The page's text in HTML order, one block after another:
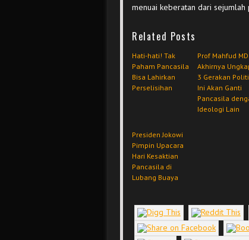
menuai keberatan dari sejumlah
Related Posts
Hati-hati! Tak
Paham Pancasila
Bisa Lahirkan
Perselisihan
Prof Mahfud MD
Akhirnya
3 Gerakan
Ini Akan Ganti
Pancasila
Ideologi Lain
Presiden Jokowi
Pimpin Upacara
Hari Kesaktian
Pancasila di
Lubang Buaya